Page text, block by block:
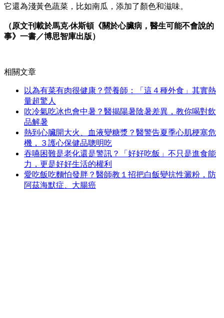
它還為淺黃色蔬菜，比如南瓜，添加了顏色和滋味。
（原文刊載於馬克‧休斯頓《關於心臟病，醫生可能不會說的
事》一書／博思智庫出版）
相關文章
以為有菜有肉很健康？營養師：「這４種外食」其實熱
量超驚人
吹冷氣吃冰也會中暑？醫揭陽暑陰暑差異，教你喝對飲
品解暑
熱到心臟開大火、血液變糖漿？醫警告夏季心肌梗塞危
機，３護心保健品聰明吃
吞嚥困難是老化還是警訊？「好好吃飯」不只是進食能
力，更是好好生活的權利
愛吃飯吃麵怕發胖？醫師教１招把白飯變抗性澱粉，防
阿茲海默症、大腸癌